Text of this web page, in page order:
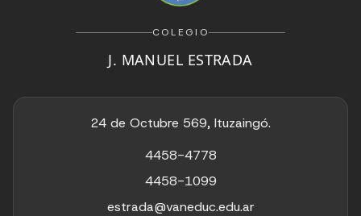
COLEGIO
J. MANUEL ESTRADA
24 de Octubre 569, Ituzaingó.
4458-4778
4458-1099
estrada@vaneduc.edu.ar